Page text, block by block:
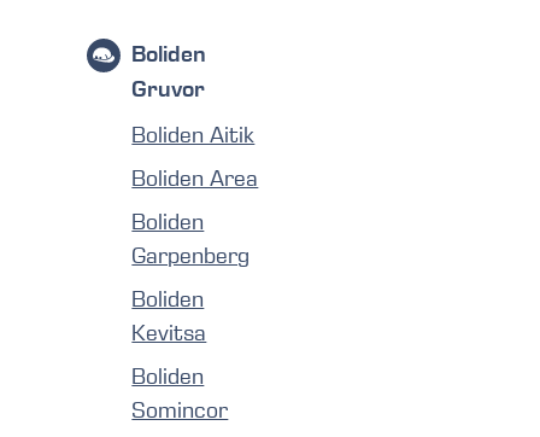
Boliden
Gruvor
Boliden Aitik
Boliden Area
Boliden
Garpenberg
Boliden
Kevitsa
Boliden
Somincor